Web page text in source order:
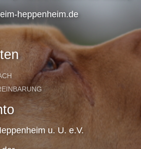
heppenheim.de
u. U. e.V.